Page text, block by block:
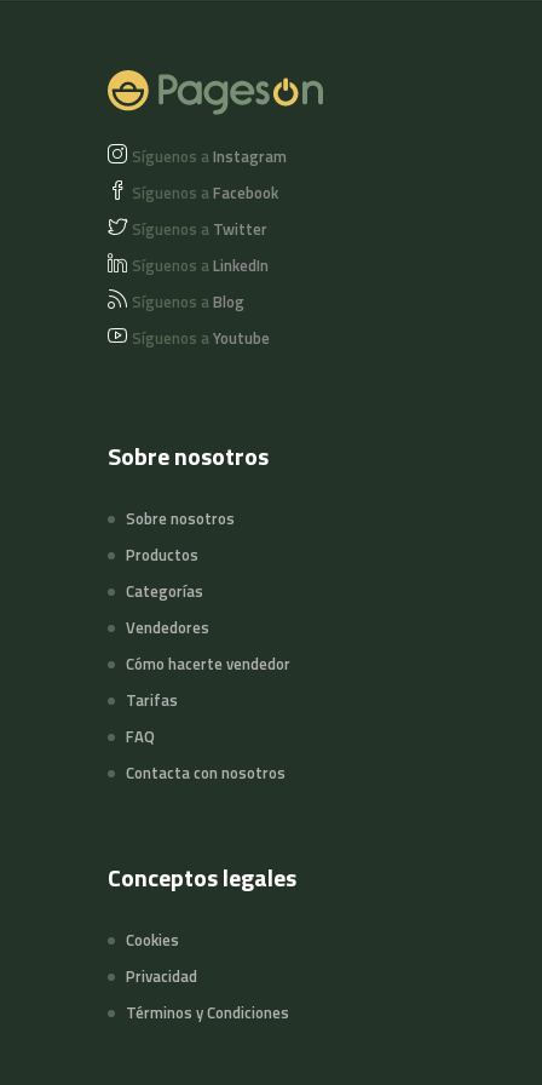
Síguenos aInstagram
Síguenos aFacebook
Síguenos a Twitter
Síguenos aLinkedIn
Síguenos aBlog
Síguenos aYoutube
Sobre nosotros
Sobre nosotros
Productos
Categorías
Vendedores
Cómo hacerte vendedor
Tarifas
FAQ
Contacta con nosotros
Conceptos legales
Cookies
Privacidad
Términos y Condiciones